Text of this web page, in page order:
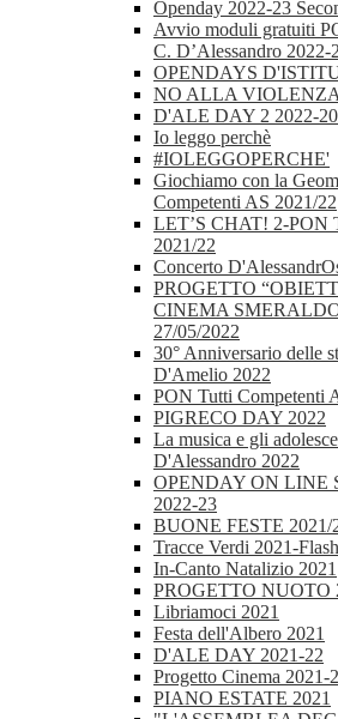
Openday 2022-23
Avvio moduli gratuiti
C. D’Alessandro 2022-
OPENDAYS
NO ALLA
D'ALE DAY 2 2022-
Io leggo perchè
#IOLEGGOPERCHE'
Giochiamo con la
Competenti AS 2021/22
LET’S CHAT! 2-PON
2021/22
Concerto
PROGETTO
CINEMA
27/05/2022
30° Anniversario delle
D'Amelio 2022
PON Tutti Competenti
PIGRECO DAY 2022
La musica e gli
D'Alessandro 2022
OPENDAY ON LINE
2022-23
BUONE FESTE 2021/
Tracce Verdi 2021-
In-Canto Natalizio 2021
PROGETTO NUOTO
Libriamoci 2021
Festa dell'Albero 2021
D'ALE DAY 2021-22
Progetto Cinema 2021-
PIANO ESTATE 2021